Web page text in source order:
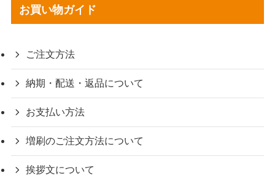
お買い物ガイド
ご注文方法
納期・配送・返品について
お支払い方法
増刷のご注文方法について
挨拶文について